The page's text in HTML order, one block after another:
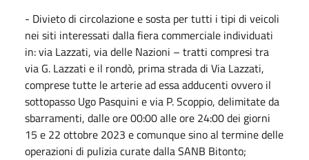
- Divieto di circolazione e sosta per tutti i tipi di veicoli
nei siti interessati dalla fiera commerciale individuati
in: via Lazzati, via delle Nazioni – tratti compresi tra
via G. Lazzati e il rondò, prima strada di Via Lazzati,
comprese tutte le arterie ad essa adducenti ovvero il
sottopasso Ugo Pasquini e via P. Scoppio, delimitate da
sbarramenti, dalle ore 00:00 alle ore 24:00 dei giorni
15 e 22 ottobre 2023 e comunque sino al termine delle
operazioni di pulizia curate dalla SANB Bitonto;